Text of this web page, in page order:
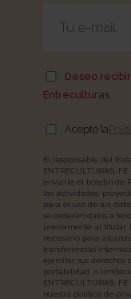
Deseo
Entreculturas
Acepto la
El responsable del
ENTRECULTURAS,
enviarle el boletín de
las actividades,
para el uso de sus
se cederán datos a
previamente al titular.
necesario para
transferencias
ejercitar sus derechos
portabilidad, o
ENTRECULTURAS,
nuestra política de